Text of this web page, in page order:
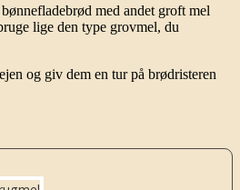
med andet groft mel
lige den type grovmel, du
og giv dem en tur på brødristeren